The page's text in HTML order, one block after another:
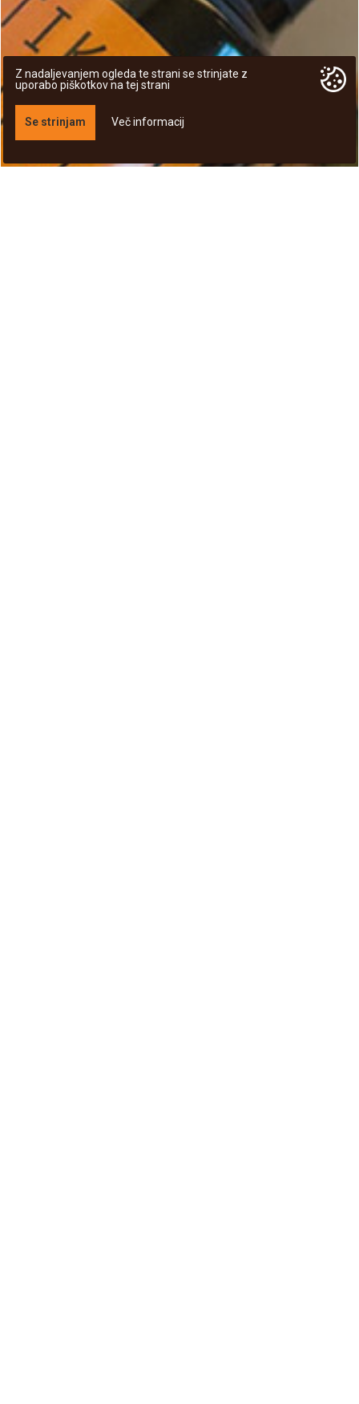
Z nadaljevanjem ogleda te strani se strinjate z
uporabo piškotkov na tej strani
Se strinjam Več informacij